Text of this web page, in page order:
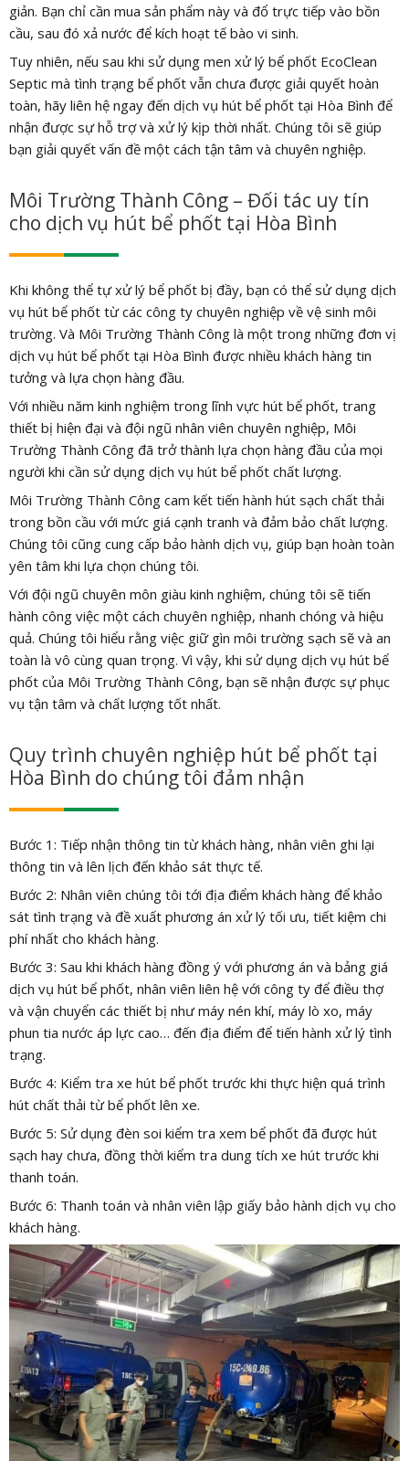
giản. Bạn chỉ cần mua sản phẩm này và đổ trực tiếp vào bồn
cầu, sau đó xả nước để kích hoạt tế bào vi sinh.
Tuy nhiên, nếu sau khi sử dụng men xử lý bể phốt EcoClean
Septic mà tình trạng bể phốt vẫn chưa được giải quyết hoàn
toàn, hãy liên hệ ngay đến dịch vụ hút bể phốt tại Hòa Bình để
nhận được sự hỗ trợ và xử lý kịp thời nhất. Chúng tôi sẽ giúp
bạn giải quyết vấn đề một cách tận tâm và chuyên nghiệp.
Môi Trường Thành Công – Đối tác uy tín
cho dịch vụ hút bể phốt tại Hòa Bình
Khi không thể tự xử lý bể phốt bị đầy, bạn có thể sử dụng dịch
vụ hút bể phốt từ các công ty chuyên nghiệp về vệ sinh môi
trường. Và Môi Trường Thành Công là một trong những đơn vị
dịch vụ hút bể phốt tại Hòa Bình được nhiều khách hàng tin
tưởng và lựa chọn hàng đầu.
Với nhiều năm kinh nghiệm trong lĩnh vực hút bể phốt, trang
thiết bị hiện đại và đội ngũ nhân viên chuyên nghiệp, Môi
Trường Thành Công đã trở thành lựa chọn hàng đầu của mọi
người khi cần sử dụng dịch vụ hút bể phốt chất lượng.
Môi Trường Thành Công cam kết tiến hành hút sạch chất thải
trong bồn cầu với mức giá cạnh tranh và đảm bảo chất lượng.
Chúng tôi cũng cung cấp bảo hành dịch vụ, giúp bạn hoàn toàn
yên tâm khi lựa chọn chúng tôi.
Với đội ngũ chuyên môn giàu kinh nghiệm, chúng tôi sẽ tiến
hành công việc một cách chuyên nghiệp, nhanh chóng và hiệu
quả. Chúng tôi hiểu rằng việc giữ gìn môi trường sạch sẽ và an
toàn là vô cùng quan trọng. Vì vậy, khi sử dụng dịch vụ hút bể
phốt của Môi Trường Thành Công, bạn sẽ nhận được sự phục
vụ tận tâm và chất lượng tốt nhất.
Quy trình chuyên nghiệp hút bể phốt tại
Hòa Bình do chúng tôi đảm nhận
Bước 1: Tiếp nhận thông tin từ khách hàng, nhân viên ghi lại
thông tin và lên lịch đến khảo sát thực tế.
Bước 2: Nhân viên chúng tôi tới địa điểm khách hàng để khảo
sát tình trạng và đề xuất phương án xử lý tối ưu, tiết kiệm chi
phí nhất cho khách hàng.
Bước 3: Sau khi khách hàng đồng ý với phương án và bảng giá
dịch vụ hút bể phốt, nhân viên liên hệ với công ty để điều thợ
và vận chuyển các thiết bị như máy nén khí, máy lò xo, máy
phun tia nước áp lực cao… đến địa điểm để tiến hành xử lý tình
trạng.
Bước 4: Kiểm tra xe hút bể phốt trước khi thực hiện quá trình
hút chất thải từ bể phốt lên xe.
Bước 5: Sử dụng đèn soi kiểm tra xem bể phốt đã được hút
sạch hay chưa, đồng thời kiểm tra dung tích xe hút trước khi
thanh toán.
Bước 6: Thanh toán và nhân viên lập giấy bảo hành dịch vụ cho
khách hàng.